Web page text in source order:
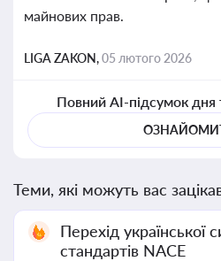
майнових прав.
LIGA ZAKON,05 лютого 2026
Повний AI-підсумок дня
Теми, які можуть вас
Перехід
стандартів NACE